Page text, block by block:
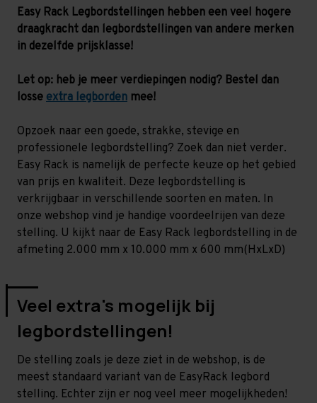
legbordniveaus
-
130
kg
legbordniveaus
-
130
kg
Easy Rack Legbordstellingen hebben een veel hogere
draagkracht dan legbordstellingen van andere merken
in dezelfde prijsklasse!
Let op: heb je meer verdiepingen nodig? Bestel dan
losse extra legborden mee!
Opzoek naar een goede, strakke, stevige en
professionele legbordstelling? Zoek dan niet verder.
Easy Rack is namelijk de perfecte keuze op het gebied
van prijs en kwaliteit. Deze legbordstelling is
verkrijgbaar in verschillende soorten en maten. In
onze webshop vind je handige voordeelrijen van deze
stelling. U kijkt naar de Easy Rack legbordstelling in de
afmeting 2.000 mm x 10.000 mm x 600 mm(HxLxD)
Veel extra's mogelijk bij
legbordstellingen!
De stelling zoals je deze ziet in de webshop, is de
meest standaard variant van de EasyRack legbord
stelling. Echter zijn er nog veel meer mogelijkheden!